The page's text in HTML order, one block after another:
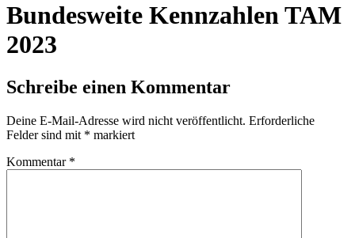
Bundesweite Kennzahlen TAM
2023
Schreibe einen Kommentar
Deine E-Mail-Adresse wird nicht veröffentlicht. Erforderliche
Felder sind mit * markiert
Kommentar *